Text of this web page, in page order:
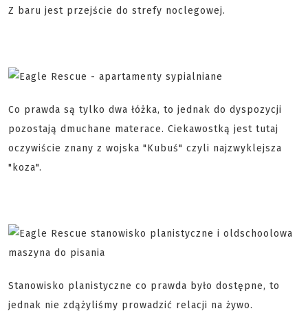
Z baru jest przejście do strefy noclegowej.
Co prawda są tylko dwa łóżka, to jednak do dyspozycji
pozostają dmuchane materace. Ciekawostką jest tutaj
oczywiście znany z wojska "Kubuś" czyli najzwyklejsza
"koza".
Stanowisko planistyczne co prawda było dostępne, to
jednak nie zdążyliśmy prowadzić relacji na żywo.